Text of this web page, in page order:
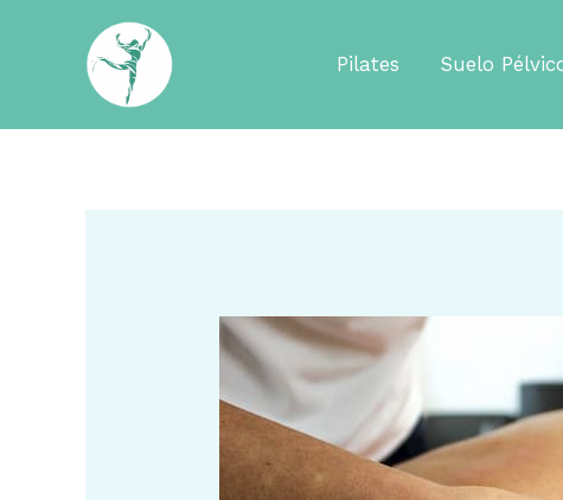
contenido
Pilates Suelo